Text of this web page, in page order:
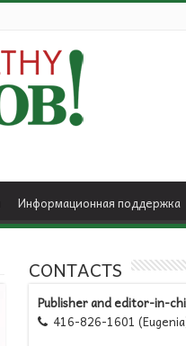
Информационная поддержка
CONTACTS
Publisher and editor-in-
416-826-1601